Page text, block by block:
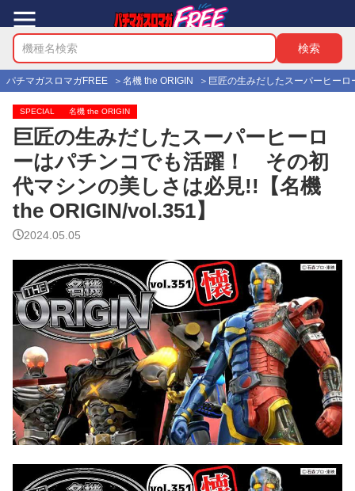
パチマガスロマガFREE 名機 the ORIGIN 巨匠の生みだしたスーパーヒー
SPECIAL 名機 the ORIGIN
巨匠の生みだしたスーパーヒーロ
ーはパチンコでも活躍！ その初
代マシンの美しさは必見!!【名機
the ORIGIN/vol.351】
2024.05.05